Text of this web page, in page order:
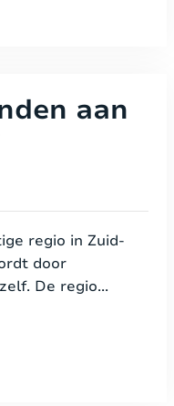
aan
regio in Zuid-
door
De regio...